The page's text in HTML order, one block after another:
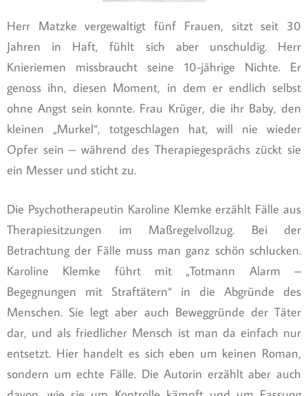
Herr Matzke vergewaltigt fünf Frauen, sitzt seit 30
Jahren in Haft, fühlt sich aber unschuldig. Herr
Knieriemen missbraucht seine 10-jährige Nichte. Er
genoss ihn, diesen Moment, in dem er endlich selbst
ohne Angst sein konnte. Frau Krüger, die ihr Baby, den
kleinen „Murkel“, totgeschlagen hat, will nie wieder
Opfer sein – während des Therapiegesprächs zückt sie
ein Messer und sticht zu.
Die Psychotherapeutin Karoline Klemke erzählt Fälle aus
Therapiesitzungen im Maßregelvollzug. Bei der
Betrachtung der Fälle muss man ganz schön schlucken.
Karoline Klemke führt mit „Totmann Alarm –
Begegnungen mit Straftätern“ in die Abgründe des
Menschen. Sie legt aber auch Beweggründe der Täter
dar, und als friedlicher Mensch ist man da einfach nur
entsetzt. Hier handelt es sich eben um keinen Roman,
sondern um echte Fälle. Die Autorin erzählt aber auch